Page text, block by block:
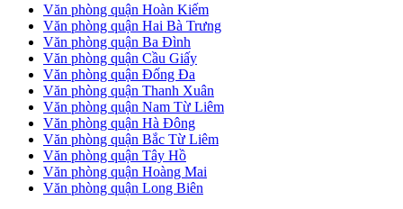
Văn phòng quận Hoàn Kiếm
Văn phòng quận Hai Bà Trưng
Văn phòng quận Ba Đình
Văn phòng quận Cầu Giấy
Văn phòng quận Đống Đa
Văn phòng quận Thanh Xuân
Văn phòng quận Nam Từ Liêm
Văn phòng quận Hà Đông
Văn phòng quận Bắc Từ Liêm
Văn phòng quận Tây Hồ
Văn phòng quận Hoàng Mai
Văn phòng quận Long Biên